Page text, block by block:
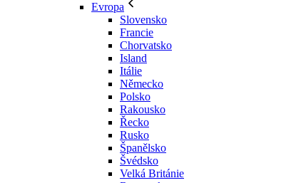
Evropa
Slovensko
Francie
Chorvatsko
Island
Itálie
Německo
Polsko
Rakousko
Řecko
Rusko
Španělsko
Švédsko
Velká Británie